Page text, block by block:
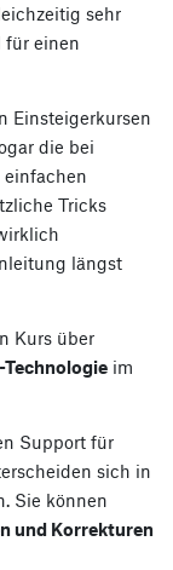
sehr
für einen
Einsteigerkursen
die bei
Tricks
längst
Kurs über
im
Support für
sich in
Sie können
und Korrekturen